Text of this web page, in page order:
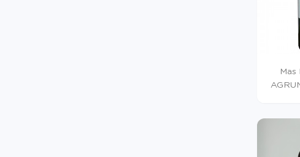
Mas